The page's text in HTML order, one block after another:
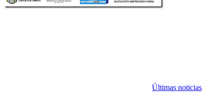
Últimas noticias